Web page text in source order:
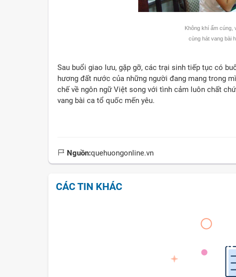
Không khí ấm cúng,
cùng hát vang bài
Sau buổi giao lưu, gặp gỡ, các trại sinh tiếp tục có
hương đất nước của những người đang mang trong
chế về ngôn ngữ Việt song với tình cảm luôn chất
vang bài ca tổ quốc mến yêu.
Nguồn:quehuongonline.vn
CÁC TIN KHÁC